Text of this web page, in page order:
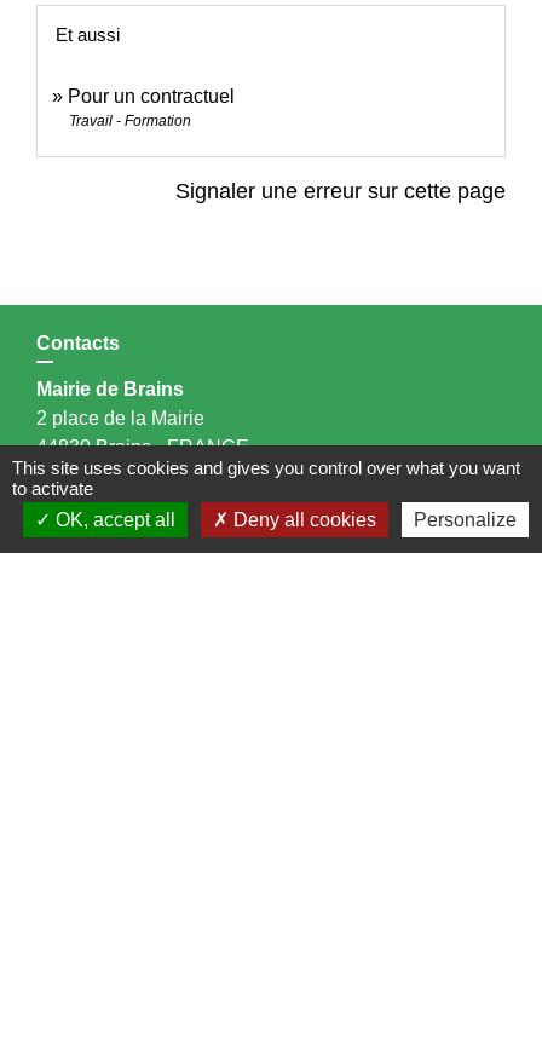
Et aussi
Pour un contractuel
Travail - Formation
Signaler une erreur sur cette page
Contacts
Mairie de Brains
2 place de la Mairie
44830 Brains - FRANCE
+33 2 40 65 51 30
Contact par formulaire
This site uses cookies and gives you control over what you want
to activate
OK, accept all
Deny all cookies Personalize